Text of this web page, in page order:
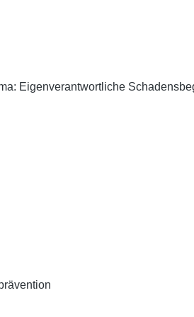
Eigenverantwortliche